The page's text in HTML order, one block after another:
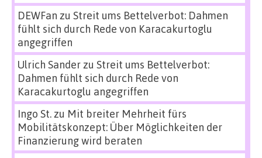
DEWFan zu Streit ums Bettelverbot: Dahmen
fühlt sich durch Rede von Karacakurtoglu
angegriffen
Ulrich Sanderzu Streit ums Bettelverbot:
Dahmen fühlt sich durch Rede von
Karacakurtoglu angegriffen
Ingo St.zu Mit breiter Mehrheit fürs
Mobilitätskonzept: Über Möglichkeiten der
Finanzierung wird beraten